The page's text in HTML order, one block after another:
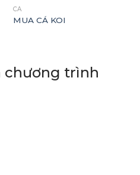
CÁ
MUA CÁ KOI
chương trình